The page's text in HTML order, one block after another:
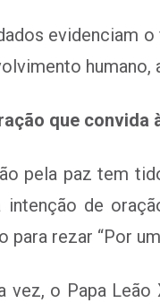
evidenciam
que convida
pela paz tem
intenção de
para rezar “Por
vez, o Papa